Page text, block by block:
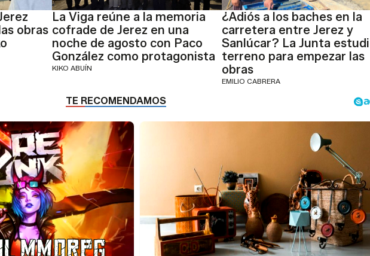
obras
La Viga reúne a la memoria
cofrade de Jerez en una
noche de agosto con Paco
González como protagonista
KIKO ABUÍN
¿Adiós a los baches en la
carretera entre Jerez y
Sanlúcar? La Junta
terreno para empezar las
obras
EMILIO CABRERA